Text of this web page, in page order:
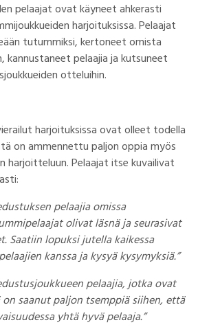
pelaajat ovat käyneet ahkerasti
harjoituksissa. Pelaajat
tutummiksi, kertoneet omista
kannustaneet pelaajia ja kutsuneet
otteluihin.
harjoituksissa ovat olleet todella
on ammennettu paljon oppia myös
harjoitteluun. Pelaajat itse kuvailivat
pelaajia omissa
olivat läsnä ja seurasivat
Saatiin lopuksi jutella kaikessa
kanssa ja kysyä kysymyksiä.”
pelaajia, jotka ovat
saanut paljon tsemppiä siihen, että
yhtä hyvä pelaaja.”